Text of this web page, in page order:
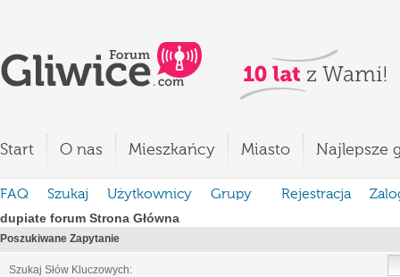
Start O nas Mieszkańcy Miasto Najlepsze
FAQ Szukaj Użytkownicy Grupy Rejestracja
dupiate forum Strona Główna
Poszukiwane Zapytanie
Szukaj Słów Kluczowych: